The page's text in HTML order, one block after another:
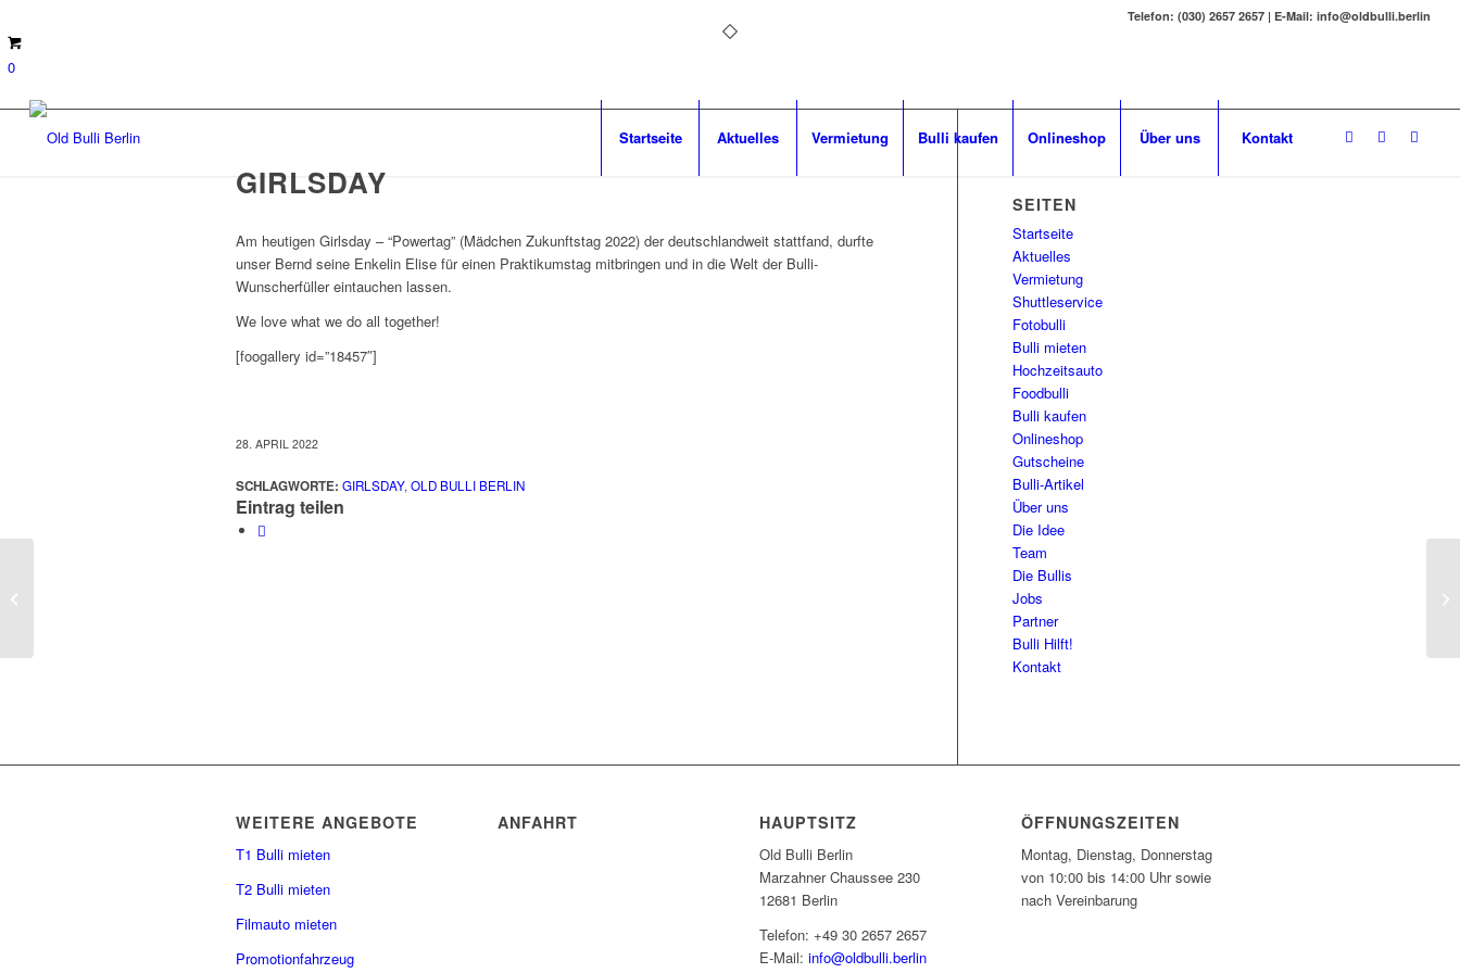
Telefon: (030) 2657 2657 | E-Mail: info@oldbulli.berlin
0
Startseite Aktuelles Vermietung Bulli kaufen Onlineshop Über uns Kontakt
GIRLSDAY
Am heutigen Girlsday – “Powertag” (Mädchen Zukunftstag 2022) der deutschlandweit stattfand, durfte
unser Bernd seine Enkelin Elise für einen Praktikumstag mitbringen und in die Welt der Bulli-
Wunscherfüller eintauchen lassen.
We love what we do all together!
[foogallery id=”18457″]
28. APRIL 2022
SCHLAGWORTE: GIRLSDAY,OLD BULLI BERLIN
Eintrag teilen
SEITEN
Startseite
Aktuelles
Vermietung
Shuttleservice
Fotobulli
Bulli mieten
Hochzeitsauto
Foodbulli
Bulli kaufen
Onlineshop
Gutscheine
Bulli-Artikel
Über uns
Die Idee
Team
Die Bullis
Jobs
Partner
Bulli Hilft!
Kontakt
WEITERE ANGEBOTE
T1 Bulli mieten
T2 Bulli mieten
Filmauto mieten
Promotionfahrzeug
ANFAHRT HAUPTSITZ
Old Bulli Berlin
Marzahner Chaussee 230
12681 Berlin
Telefon: +49 30 2657 2657
E-Mail:info@oldbulli.berlin
ÖFFNUNGSZEITEN
Montag, Dienstag, Donnerstag
von 10:00 bis 14:00 Uhr sowie
nach Vereinbarung